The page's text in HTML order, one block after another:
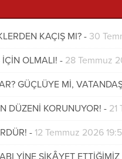
KAÇIŞ MI? - 30
İÇİN OLMALI! - 28 Temmuz
GÜÇLÜYE Mİ,
DÜZENİ KORUNUYOR! - 21
- 12 Temmuz 2026